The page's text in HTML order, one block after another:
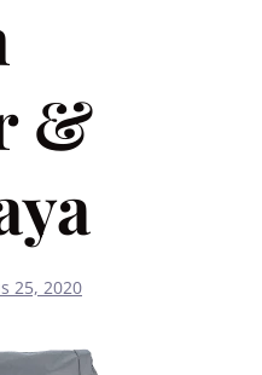
&
25, 2020